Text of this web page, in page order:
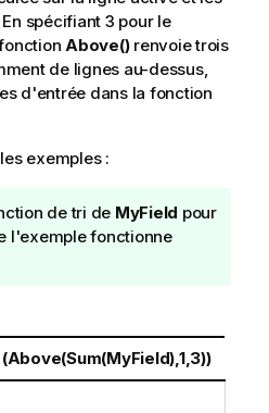
spécifiant 3 pour le
Above()renvoie trois
de lignes au-dessus,
d'entrée dans la fonction
exemples :
de tri de MyField pour
l'exemple fonctionne